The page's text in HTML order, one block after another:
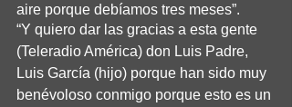
aire porque debíamos tres meses”.
“Y quiero dar las gracias a esta gente
(Teleradio América) don Luis Padre,
Luis García (hijo) porque han sido muy
benévoloso conmigo porque esto es un